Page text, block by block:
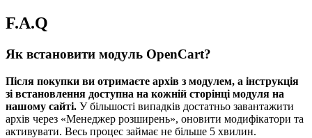
F.A.Q
Як встановити модуль OpenCart?
Після покупки ви отримаєте архів з модулем, а інструкція
зі встановлення доступна на кожній сторінці модуля на
нашому сайті. У більшості випадків достатньо завантажити
архів через «Менеджер розширень», оновити модифікатори та
активувати. Весь процес займає не більше 5 хвилин.